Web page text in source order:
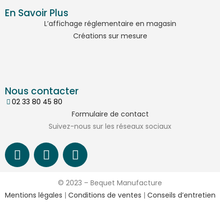
En Savoir Plus
L’affichage réglementaire en magasin
Créations sur mesure
Nous contacter
02 33 80 45 80
Formulaire de contact
Suivez-nous sur les réseaux sociaux
© 2023 – Bequet Manufacture
Mentions légales | Conditions de ventes | Conseils d’entretien